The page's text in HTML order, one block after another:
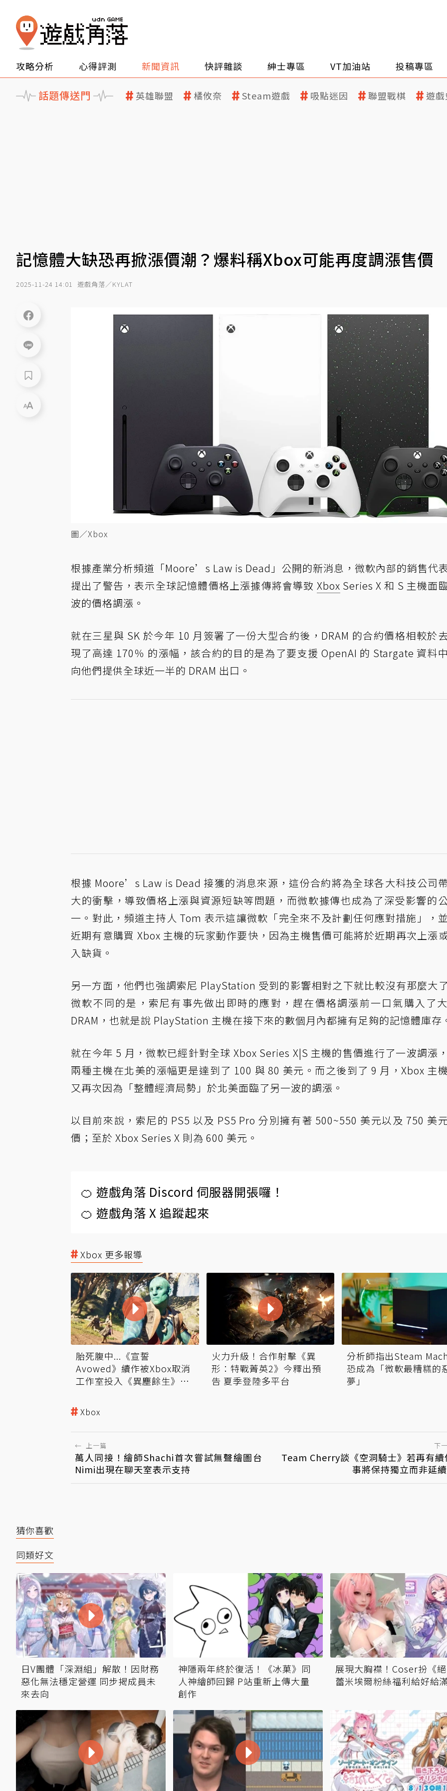
攻略分析 心得評測 新聞資訊 快評雜談 紳士專區 VT加油站 投稿專區
話題傳送門 英雄聯盟 橘攸奈 Steam遊戲 吸點迷因 聯盟戰棋 遊
記憶體大缺恐再掀漲價潮？爆料稱Xbox可能再度調漲售價
2025-11-24 14:01 遊戲角落／KYLAT
圖／Xbox
根據產業分析頻道「Moore’s Law is Dead」公開的新消息，微軟內部的銷售代
提出了警告，表示全球記憶體價格上漲據傳將會導致 Xbox Series X 和 S 主機面
波的價格調漲。
就在三星與 SK 於今年 10 月簽署了一份大型合約後，DRAM 的合約價格相較於
現了高達 170％ 的漲幅，該合約的目的是為了要支援 OpenAI 的 Stargate 資料
向他們提供全球近一半的 DRAM 出口。
根據 Moore’s Law is Dead 接獲的消息來源，這份合約將為全球各大科技公司
大的衝擊，導致價格上漲與資源短缺等問題，而微軟據傳也成為了深受影響的
一。對此，頻道主持人 Tom 表示這讓微軟「完全來不及計劃任何應對措施」，
近期有意購買 Xbox 主機的玩家動作要快，因為主機售價可能將於近期再次上漲
入缺貨。
另一方面，他們也強調索尼 PlayStation 受到的影響相對之下就比較沒有那麼大
微軟不同的是，索尼有事先做出即時的應對，趕在價格調漲前一口氣購入了
DRAM，也就是說 PlayStation 主機在接下來的數個月內都擁有足夠的記憶體庫存
就在今年 5 月，微軟已經針對全球 Xbox Series X|S 主機的售價進行了一波調漲
兩種主機在北美的漲幅更是達到了 100 與 80 美元。而之後到了 9 月，Xbox 主
又再次因為「整體經濟局勢」於北美面臨了另一波的調漲。
以目前來說，索尼的 PS5 以及 PS5 Pro 分別擁有著 500~550 美元以及 750 美
價；至於 Xbox Series X 則為 600 美元。
🍊 遊戲角落 Discord 伺服器開張囉！
🍊 遊戲角落 X 追蹤起來
Xbox 更多報導
胎死腹中...《宣誓
Avowed》續作被Xbox取消
工作室投入《異塵餘生》系
火力升級！合作射擊《異
形：特戰菁英2》今釋出預
告 夏季登陸多平台
分析師指出Steam
恐成為「微軟最糟糕的
夢」
Xbox
← 上一篇
萬人同接！繪師Shachi首次嘗試無聲繪圖台
Nimi出現在聊天室表示支持
下
Team Cherry談《空洞騎士》若再有續
事將保持獨立而非延
猜你喜歡
同類好文
日V團體「深淵組」解散！因財務
惡化無法穩定營運 同步揭成員未
來去向
神隱兩年終於復活！《冰菓》同
人神繪師回歸 P站重新上傳大量
創作
展現大胸襟！Coser扮《
蕾米埃爾粉絲福利給好給